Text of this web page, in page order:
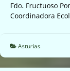
Fdo. Fructuoso
Coordinadora
Asturias